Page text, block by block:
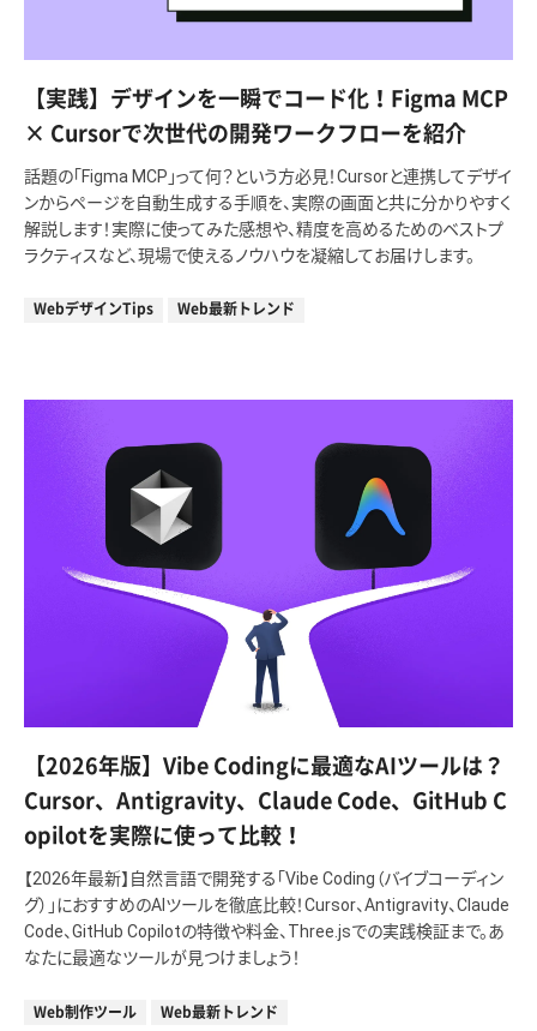
【実践】デザインを一瞬でコード化！Figma MCP
× Cursorで次世代の開発ワークフローを紹介
話題の「Figma MCP」って何？という方必見！Cursorと連携してデザイ
ンからページを自動生成する手順を、実際の画面と共に分かりやすく
解説します！実際に使ってみた感想や、精度を高めるためのベストプ
ラクティスなど、現場で使えるノウハウを凝縮してお届けします。
WebデザインTips Web最新トレンド
【2026年版】Vibe Codingに最適なAIツールは？
Cursor、Antigravity、Claude Code、GitHub C
opilotを実際に使って比較！
【2026年最新】自然言語で開発する「Vibe Coding（バイブコーディン
グ）」におすすめのAIツールを徹底比較！Cursor、Antigravity、Claude
Code、GitHub Copilotの特徴や料金、Three.jsでの実践検証まで。あ
なたに最適なツールが見つけましょう！
Web制作ツール Web最新トレンド